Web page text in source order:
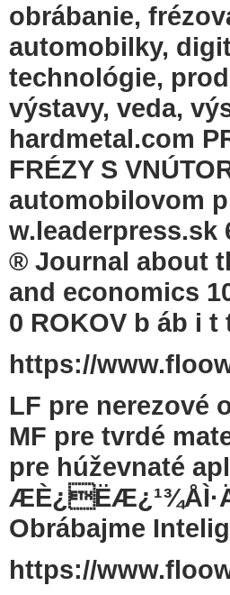
obrábanie,
automobilky,
technológie,
výstavy, veda,
hardmetal.com
FRÉZY S
automobilovom
w.leaderpress.sk
® Journal about
and economics
0 ROKOV b áb i t
https://
LF pre nerezové
MF pre tvrdé
pre húževnaté
Obrábajme
https://